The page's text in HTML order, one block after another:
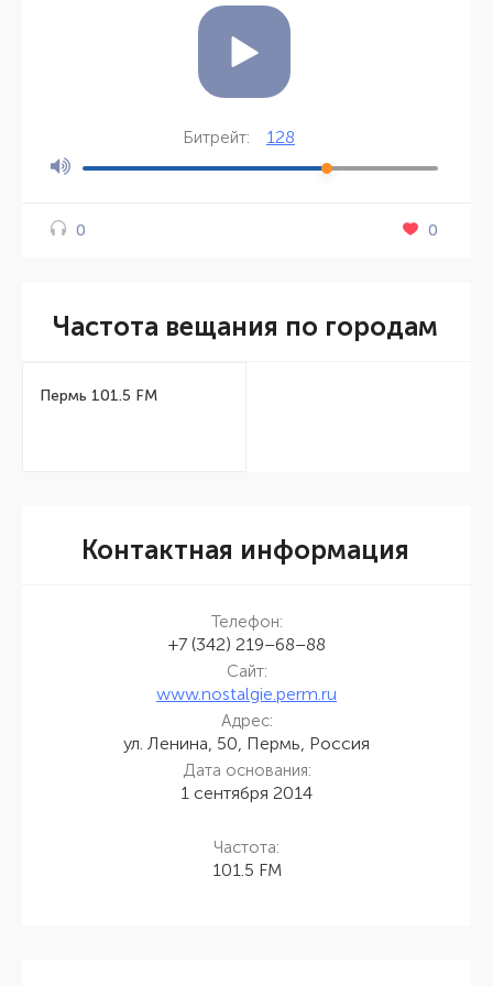
Битрейт: 128
0 0
Частота вещания по городам
Пермь 101.5 FM
Контактная информация
Телефон:
+7 (342) 219–68–88
Сайт:
www.nostalgie.perm.ru
Адрес:
ул. Ленина, 50, Пермь, Россия
Дата основания:
1 сентября 2014
Частота:
101.5 FM